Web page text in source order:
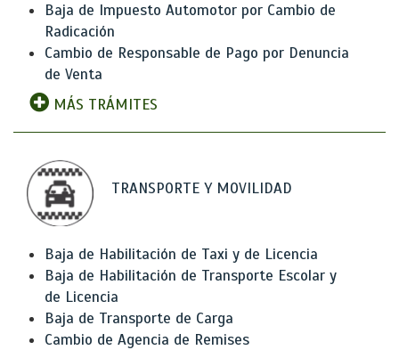
Baja de Impuesto Automotor por Cambio de
Radicación
Cambio de Responsable de Pago por Denuncia
de Venta
MÁS TRÁMITES
TRANSPORTE Y MOVILIDAD
Baja de Habilitación de Taxi y de Licencia
Baja de Habilitación de Transporte Escolar y
de Licencia
Baja de Transporte de Carga
Cambio de Agencia de Remises